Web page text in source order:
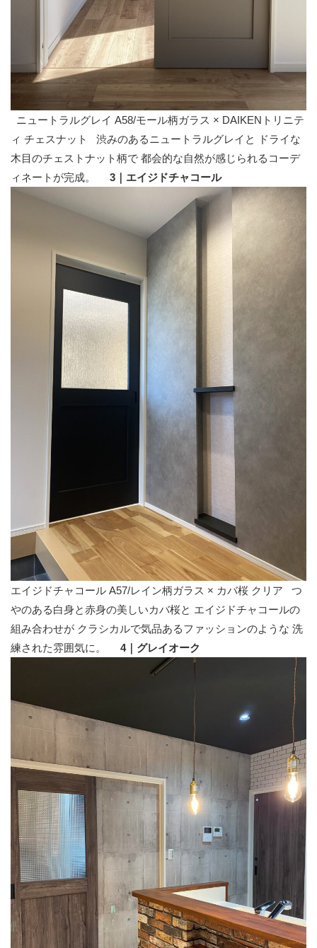
ニュートラルグレイ A58/モール柄ガラス × DAIKENトリニテ
ィ チェスナット 渋みのあるニュートラルグレイと ドライな
木目のチェストナット柄で 都会的な自然が感じられるコーデ
ィネートが完成。 3｜エイジドチャコール
エイジドチャコール A57/レイン柄ガラス × カバ桜 クリア つ
やのある白身と赤身の美しいカバ桜と エイジドチャコールの
組み合わせが クラシカルで気品あるファッションのような 洗
練された雰囲気に。 4｜グレイオーク